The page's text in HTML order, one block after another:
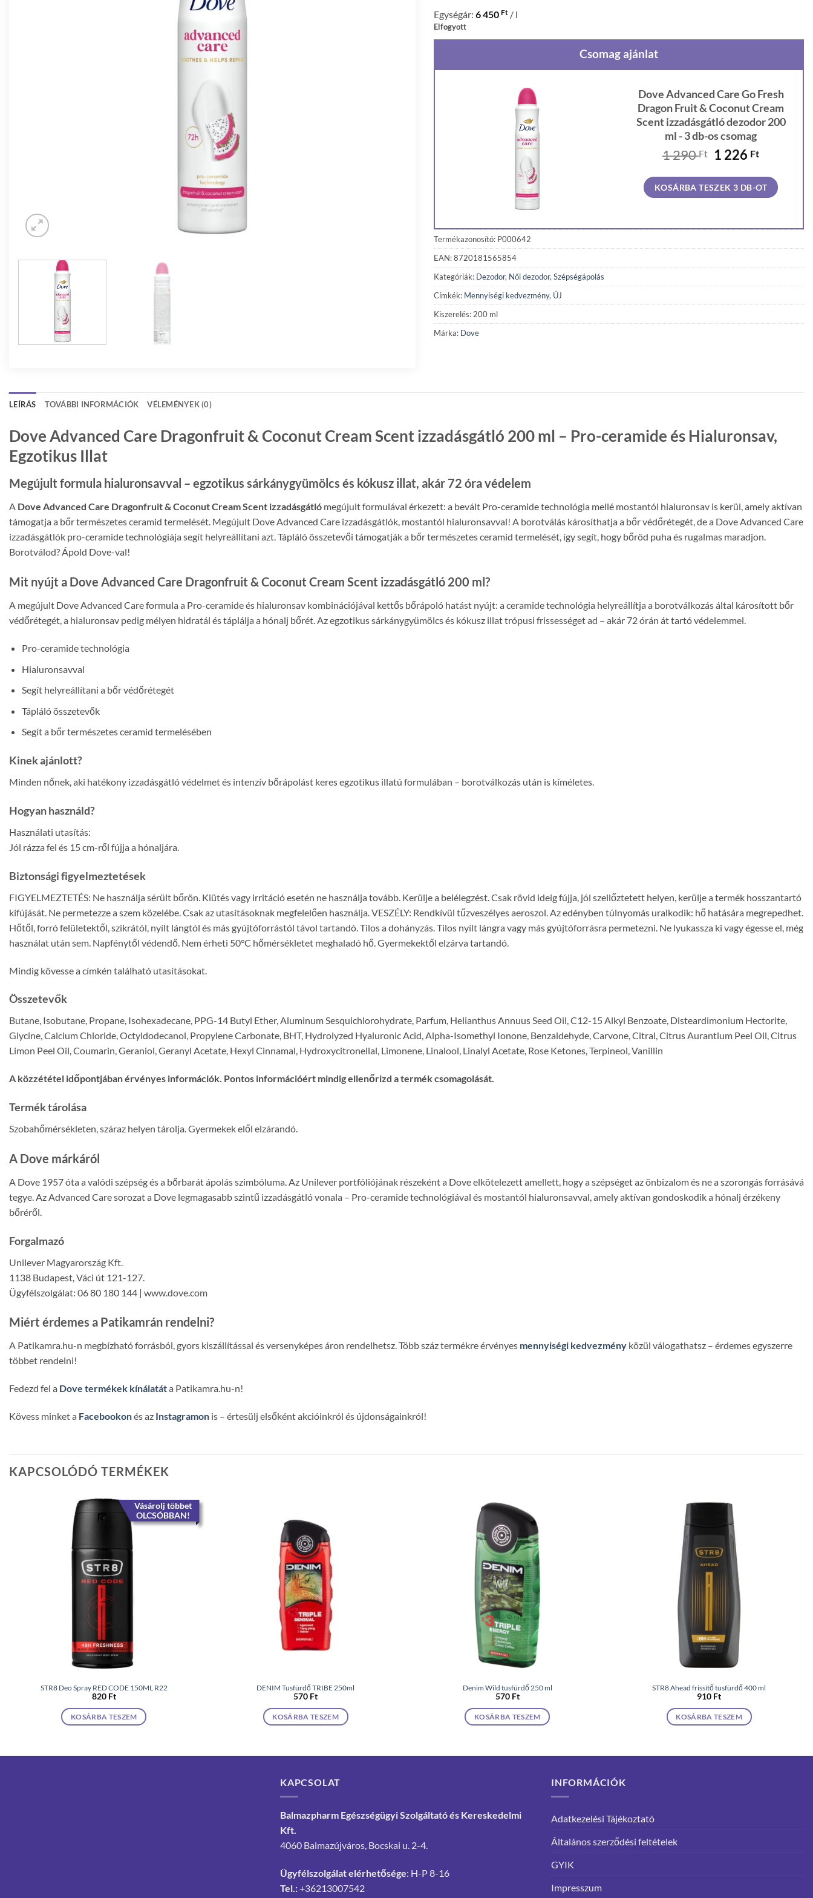
Egységár: 6 450 Ft / l
Elfogyott
Csomag ajánlat
Dove Advanced Care Go Fresh
Dragon Fruit & Coconut Cream
Scent izzadásgátló dezodor 200
ml - 3 db-os csomag
1 290Ft
Original
was:
1
1 226 FtCurrent
is:
1
KOSÁRBA TESZEK 3 DB-OT
Termékazonosító: P000642
EAN: 8720181565854
Kategóriák: Dezodor, Női dezodor, Szépségápolás
Címkék: Mennyiségi kedvezmény, ÚJ
Kiszerelés: 200 ml
Márka: Dove
LEÍRÁS TOVÁBBI INFORMÁCIÓK VÉLEMÉNYEK (0)
Dove Advanced Care Dragonfruit & Coconut Cream Scent izzadásgátló 200 ml – Pro-ceramide és Hialuronsav,
Egzotikus Illat
Megújult formula hialuronsavval – egzotikus sárkánygyümölcs és kókusz illat, akár 72 óra védelem
A Dove Advanced Care Dragonfruit & Coconut Cream Scent izzadásgátló megújult formulával érkezett: a bevált Pro-ceramide technológia mellé mostantól hialuronsav is kerül, amely aktívan
támogatja a bőr természetes ceramid termelését. Megújult Dove Advanced Care izzadásgátlók, mostantól hialuronsavval! A borotválás károsíthatja a bőr védőrétegét, de a Dove Advanced Care
izzadásgátlók pro-ceramide technológiája segít helyreállítani azt. Tápláló összetevői támogatják a bőr természetes ceramid termelését, így segít, hogy bőröd puha és rugalmas maradjon.
Borotválod? Ápold Dove-val!
Mit nyújt a Dove Advanced Care Dragonfruit & Coconut Cream Scent izzadásgátló 200 ml?
A megújult Dove Advanced Care formula a Pro-ceramide és hialuronsav kombinációjával kettős bőrápoló hatást nyújt: a ceramide technológia helyreállítja a borotválkozás által károsított bőr
védőrétegét, a hialuronsav pedig mélyen hidratál és táplálja a hónalj bőrét. Az egzotikus sárkánygyümölcs és kókusz illat trópusi frissességet ad – akár 72 órán át tartó védelemmel.
Pro-ceramide technológia
Hialuronsavval
Segít helyreállítani a bőr védőrétegét
Tápláló összetevők
Segít a bőr természetes ceramid termelésében
Kinek ajánlott?
Minden nőnek, aki hatékony izzadásgátló védelmet és intenzív bőrápolást keres egzotikus illatú formulában – borotválkozás után is kíméletes.
Hogyan használd?
Használati utasítás:
Jól rázza fel és 15 cm-ről fújja a hónaljára.
Biztonsági figyelmeztetések
FIGYELMEZTETÉS: Ne használja sérült bőrön. Kiütés vagy irritáció esetén ne használja tovább. Kerülje a belélegzést. Csak rövid ideig fújja, jól szellőztetett helyen, kerülje a termék hosszantartó
kifújását. Ne permetezze a szem közelébe. Csak az utasításoknak megfelelően használja. VESZÉLY: Rendkívül tűzveszélyes aeroszol. Az edényben túlnyomás uralkodik: hő hatására megrepedhet.
Hőtől, forró felületektől, szikrától, nyílt lángtól és más gyújtóforrástól távol tartandó. Tilos a dohányzás. Tilos nyílt lángra vagy más gyújtóforrásra permetezni. Ne lyukassza ki vagy égesse el, még
használat után sem. Napfénytől védendő. Nem érheti 50°C hőmérsékletet meghaladó hő. Gyermekektől elzárva tartandó.
Mindig kövesse a címkén található utasításokat.
Összetevők
Butane, Isobutane, Propane, Isohexadecane, PPG-14 Butyl Ether, Aluminum Sesquichlorohydrate, Parfum, Helianthus Annuus Seed Oil, C12-15 Alkyl Benzoate, Disteardimonium Hectorite,
Glycine, Calcium Chloride, Octyldodecanol, Propylene Carbonate, BHT, Hydrolyzed Hyaluronic Acid, Alpha-Isomethyl Ionone, Benzaldehyde, Carvone, Citral, Citrus Aurantium Peel Oil, Citrus
Limon Peel Oil, Coumarin, Geraniol, Geranyl Acetate, Hexyl Cinnamal, Hydroxycitronellal, Limonene, Linalool, Linalyl Acetate, Rose Ketones, Terpineol, Vanillin
A közzététel időpontjában érvényes információk. Pontos információért mindig ellenőrizd a termék csomagolását.
Termék tárolása
Szobahőmérsékleten, száraz helyen tárolja. Gyermekek elől elzárandó.
A Dove márkáról
A Dove 1957 óta a valódi szépség és a bőrbarát ápolás szimbóluma. Az Unilever portfóliójának részeként a Dove elkötelezett amellett, hogy a szépséget az önbizalom és ne a szorongás forrásává
tegye. Az Advanced Care sorozat a Dove legmagasabb szintű izzadásgátló vonala – Pro-ceramide technológiával és mostantól hialuronsavval, amely aktívan gondoskodik a hónalj érzékeny
bőréről.
Forgalmazó
Unilever Magyarország Kft.
1138 Budapest, Váci út 121-127.
Ügyfélszolgálat: 06 80 180 144 | www.dove.com
Miért érdemes a Patikamrán rendelni?
A Patikamra.hu-n megbízható forrásból, gyors kiszállítással és versenyképes áron rendelhetsz. Több száz termékre érvényes mennyiségi kedvezmény közül válogathatsz – érdemes egyszerre
többet rendelni!
Fedezd fel a Dove termékek kínálatáta Patikamra.hu-n!
Kövess minket a Facebookonés az Instagramon is – értesülj elsőként akcióinkról és újdonságainkról!
KAPCSOLÓDÓ TERMÉKEK
Vásárolj többet
OLCSÓBBAN!
STR8 Deo Spray RED CODE 150ML R22
820 Ft
KOSÁRBA TESZEM
DENIM Tusfürdő TRIBE 250ml
570 Ft
KOSÁRBA TESZEM
Denim Wild tusfürdő 250 ml
570 Ft
KOSÁRBA TESZEM
STR8 Ahead frissítő tusfürdő 400 ml
910 Ft
KOSÁRBA TESZEM
KAPCSOLAT
Balmazpharm Egészségügyi Szolgáltató és Kereskedelmi
Kft.
4060 Balmazújváros, Bocskai u. 2-4.
Ügyfélszolgálat elérhetősége: H-P 8-16
Tel.:+36213007542
INFORMÁCIÓK
Adatkezelési Tájékoztató
Általános szerződési feltételek
GYIK
Impresszum